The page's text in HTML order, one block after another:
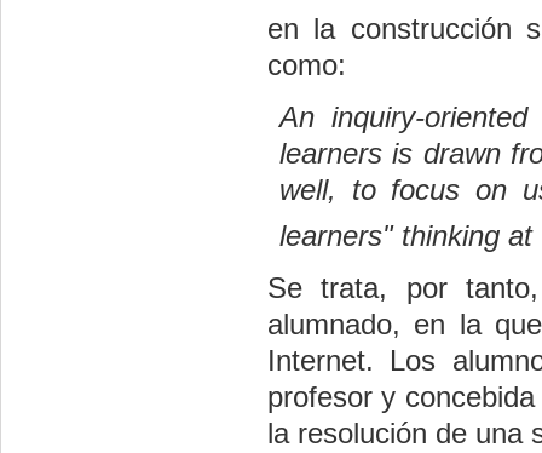
en la construcción
como:
An inquiry-
learners is drawn
well, to focus o­n
learners" thinking
Se trata, por
alumnado, en la
Internet. Los
profesor y
la resolución de una